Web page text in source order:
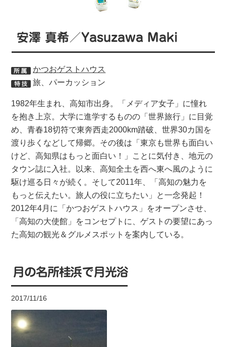
安澤 真希／Yasuzawa Maki
かつおゲストハウス
旅、パーカッション
1982年生まれ、高知市出身。「メディア女子」に憧れ
を抱き上京。大学に進学するものの「世界旅行」に目覚
め、青春18切符で東奔西走2000km踏破、世界30カ国を
渡り歩くなどして帰郷。その後は「東京も世界も面白い
けど、高知県はもっと面白い！」ことに気付き、地元の
タウン誌に入社。以来、高知全土を西へ東へ風のように
駆け巡る日々が続く。そして2011年、「高知の魅力を
もっと伝えたい。旅人の役に立ちたい」と一念発起！
2012年4月に「かつおゲストハウス」をオープンさせ、
「高知の大使館」をコンセプトに、ゲストの要望にあっ
た高知の観光＆グルメスポットを案内している。
月の名所桂浜で月光浴
2017/11/16